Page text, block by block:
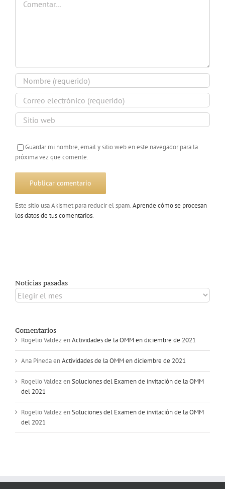
Guardar mi nombre, email y sitio web en este navegador para la
próxima vez que comente.
Este sitio usa Akismet para reducir el spam.Aprende cómo se procesan
los datos de tus comentarios.
Noticias pasadas
Noticias
pasadas
Comentarios
Rogelio ValdezenActividades de la OMM en diciembre de 2021
Ana PinedaenActividades de la OMM en diciembre de 2021
Rogelio ValdezenSoluciones del Examen de invitación de la OMM
del 2021
Rogelio ValdezenSoluciones del Examen de invitación de la OMM
del 2021